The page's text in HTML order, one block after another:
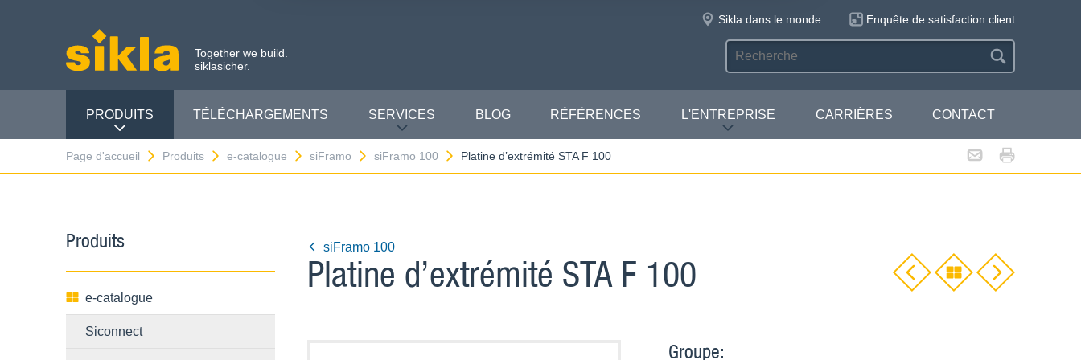
Together we build.
siklasicher.
Sikla dans le monde Enquête de satisfaction client
PRODUITS TÉLÉCHARGEMENTS SERVICES BLOG RÉFÉRENCES L'ENTREPRISE CARRIÈRES CONTACT
Page d'accueil Produits e-catalogue siFramo siFramo 100 Platine d’extrémité STA F 100
Produits
e-catalogue
Siconnect
siFramo 100
Platine d’extrémité STA F 100
Groupe: